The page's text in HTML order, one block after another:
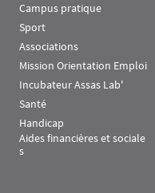
Campus pratique
Sport
Associations
Mission Orientation Emploi
Incubateur Assas Lab'
Santé
Handicap
Aides financières et sociale
s